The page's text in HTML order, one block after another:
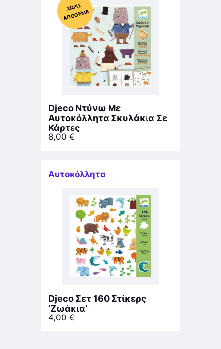
Χ
ΩΡΊΣ
Α
Π
Ό
ΘΕ
ΜΑ
Djeco Ντύνω Με
Αυτοκόλλητα Σκυλάκια Σε
Κάρτες
8,00 €
Αυτοκόλλητα
Djeco Σετ 160 Στίκερς
‘Ζωάκια’
4,00 €